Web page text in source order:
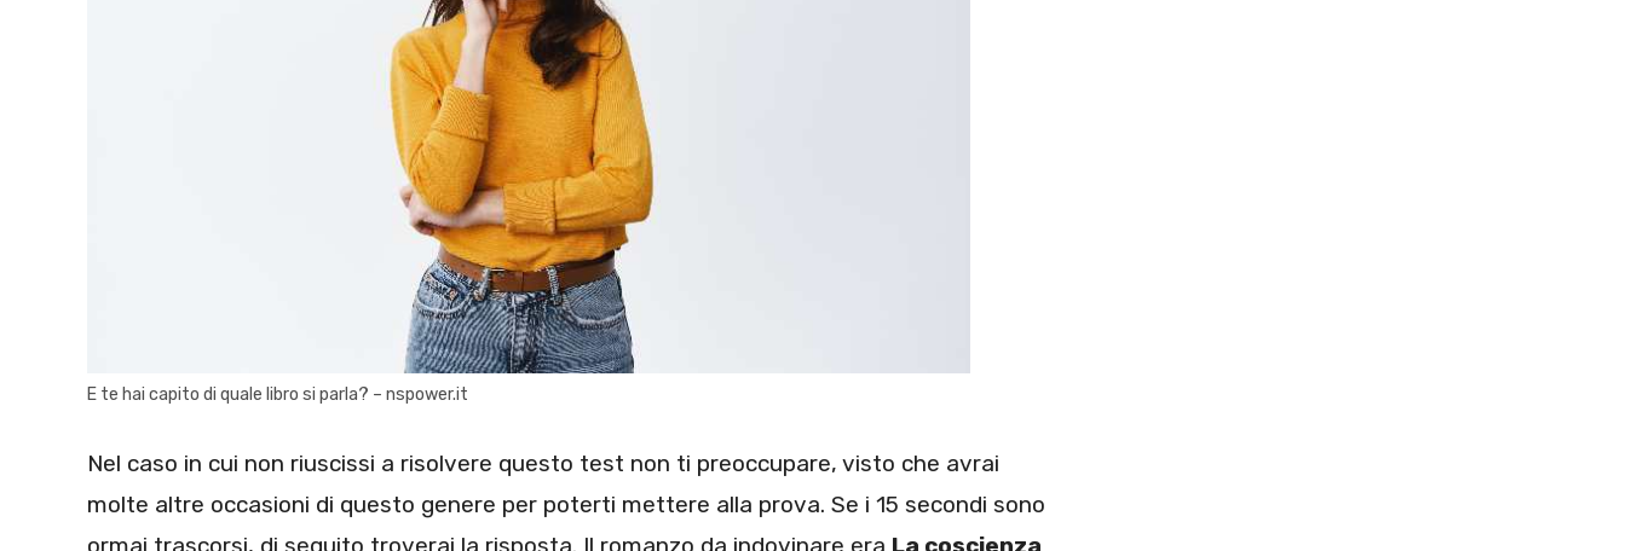
E te hai capito di quale libro si parla? – nspower.it
Nel caso in cui non riuscissi a risolvere questo test non ti preoccupare, visto che avrai
molte altre occasioni di questo genere per poterti mettere alla prova. Se i 15 secondi sono